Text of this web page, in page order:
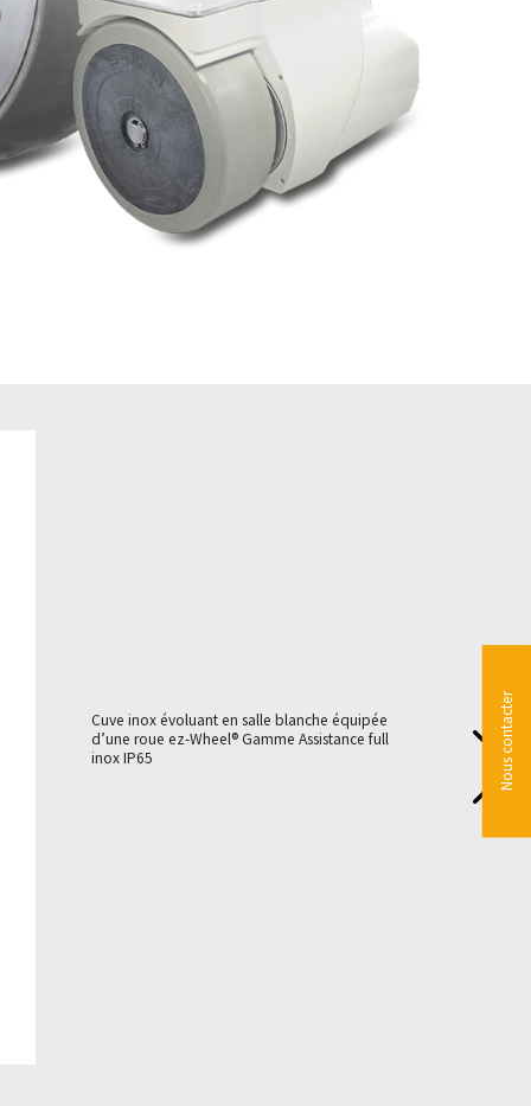
Cuve inox évoluant en salle blanche équipée
d’une roue ez-Wheel® Gamme Assistance full
inox IP65
Nous contacter